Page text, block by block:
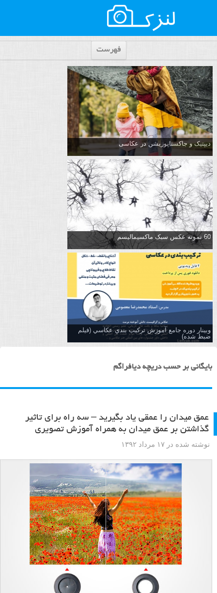
فهرست
دیپتیک و جاکستا‌پوزیشن در عکاسی
60 نمونه عکس سبک ماکسیمالیسم
وبینار دوره جامع آموزش تركيب بندي عكاسي (فیلم
ضبط شده)
بایگانی بر حسب دریچه دیافراگم
عمق میدان را عمقی یاد بگیرید – سه راه برای تاثیر
گذاشتن بر عمق میدان به همراه آموزش تصویری
نوشته شده در ۱۷ مرداد ۱۳۹۲